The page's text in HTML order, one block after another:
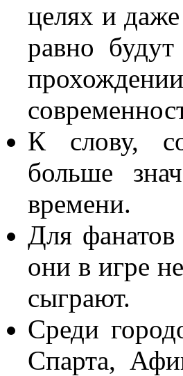
целях и
равно
К слову,
больше
времени.
Для
они в игре
сыграют.
Среди
Спарта,